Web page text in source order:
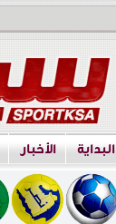
البداية الأخبار